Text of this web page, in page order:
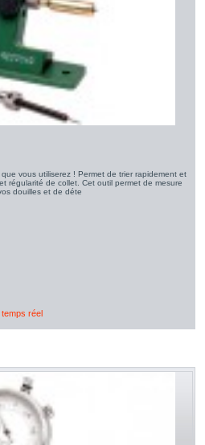
vous utiliserez ! Permet de trier rapidement et
régularité de collet. Cet outil permet de mesure
douilles et de déte
réel